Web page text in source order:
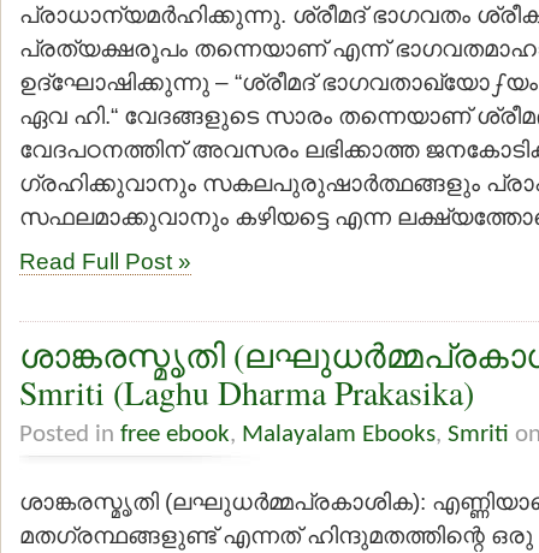
പ്രാധാന്യമര്‍ഹിക്കുന്നു. ശ്രീമദ് ഭാഗവതം
പ്രത്യക്ഷരൂപം തന്നെയാണ് എന്ന്
ഉദ്ഘോഷിക്കുന്നു – “ശ്രീമദ്
ഏവ ഹി.“ വേദങ്ങളുടെ സാരം തന്നെയാണ്
വേദപഠനത്തിന് അവസരം ലഭിക്കാത്ത
ഗ്രഹിക്കുവാനും സകലപുരുഷാര്‍ത്ഥങ്ങളും
സഫലമാക്കുവാനും കഴിയട്ടെ എന്ന
Read Full Post »
ശാങ്കരസ്മൃതി
Smriti (Laghu Dharma Prakasika)
Posted in free ebook, Malayalam Ebooks, Smriti
ശാങ്കരസ്മൃതി (ലഘുധര്‍മ്മപ്രകാശിക):
മതഗ്രന്ഥങ്ങളുണ്ട് എന്നത് ഹിന്ദുമതത്തിന്റെ